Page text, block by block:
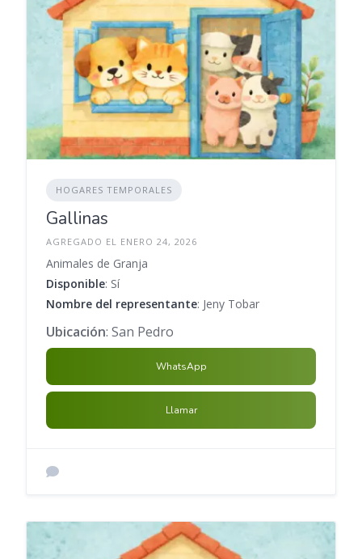
HOGARES TEMPORALES
Gallinas
AGREGADO EL ENERO 24, 2026
Animales de Granja
Disponible: Sí
Nombre del representante: Jeny Tobar
Ubicación: San Pedro
WhatsApp
Llamar